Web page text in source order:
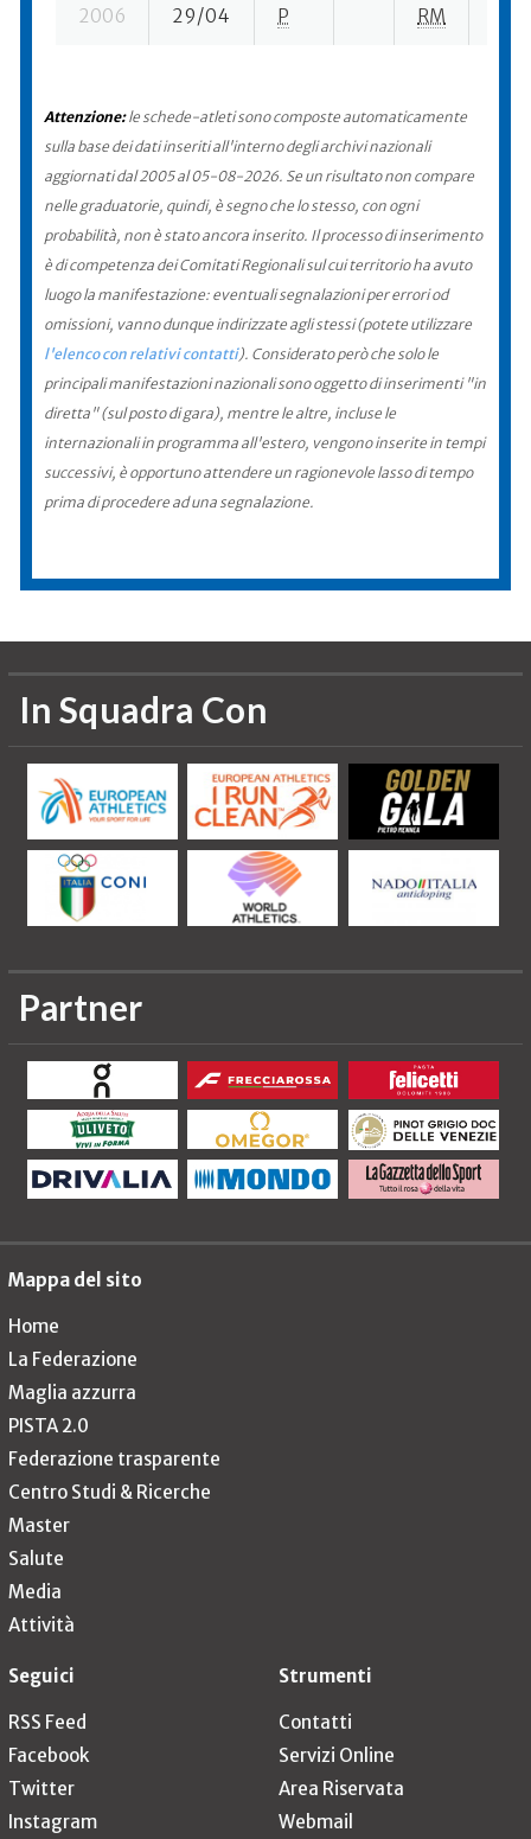
2006 29/04 P RM
Attenzione:le schede-atleti sono composte automaticamente
sulla base dei dati inseriti all'interno degli archivi nazionali
aggiornati dal 2005 al 05-08-2026. Se un risultato non compare
nelle graduatorie, quindi, è segno che lo stesso, con ogni
probabilità, non è stato ancora inserito. Il processo di inserimento
è di competenza dei Comitati Regionali sul cui territorio ha avuto
luogo la manifestazione: eventuali segnalazioni per errori od
omissioni, vanno dunque indirizzate agli stessi (potete utilizzare
l'elenco con relativi contatti). Considerato però che solo le
principali manifestazioni nazionali sono oggetto di inserimenti "in
diretta" (sul posto di gara), mentre le altre, incluse le
internazionali in programma all'estero, vengono inserite in tempi
successivi, è opportuno attendere un ragionevole lasso di tempo
prima di procedere ad una segnalazione.
In Squadra Con
Partner
Mappa del sito
Home
La Federazione
Maglia azzurra
PISTA 2.0
Federazione trasparente
Centro Studi & Ricerche
Master
Salute
Media
Attività
Seguici
RSS Feed
Facebook
Twitter
Instagram
Strumenti
Contatti
Servizi Online
Area Riservata
Webmail